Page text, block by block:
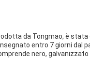
da Tongmao, è
entro 7 giorni dal
nero,